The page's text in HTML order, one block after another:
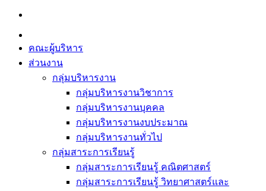
Skip
content
คณะผู้บริหาร
ส่วนงาน
กลุ่มบริหารงาน
กลุ่มบริหารงานวิชาการ
กลุ่มบริหารงานบุคคล
กลุ่มบริหารงานงบประมาณ
กลุ่มบริหารงานทั่วไป
กลุ่มสาระการเรียนรู้
กลุ่มสาระการเรียนรู้ คณิตศาสตร์
กลุ่มสาระการเรียนรู้ วิทยาศาสตร์และ